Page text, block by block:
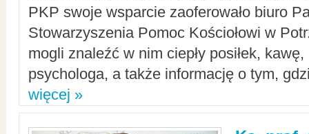
PKP swoje wsparcie zaoferowało biuro
Stowarzyszenia Pomoc Kościołowi w
mogli znaleźć w nim ciepły posiłek,
psychologa, a także informację o tym,
więcej »